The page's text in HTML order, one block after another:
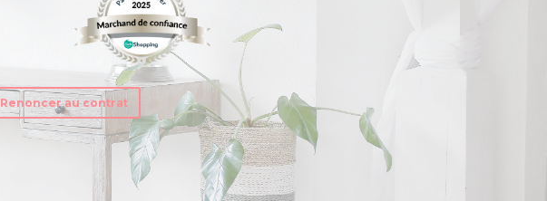
Renoncer au contrat